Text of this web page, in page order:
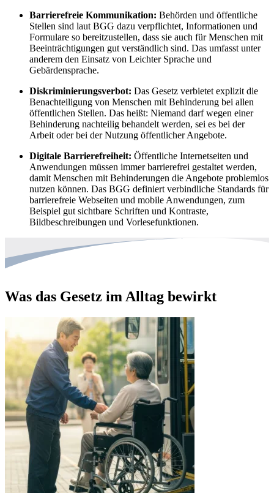
Barrierefreie Kommunikation: Behörden und öffentliche
Stellen sind laut BGG dazu verpflichtet, Informationen und
Formulare so bereitzustellen, dass sie auch für Menschen mit
Beeinträchtigungen gut verständlich sind. Das umfasst unter
anderem den Einsatz von Leichter Sprache und
Gebärdensprache.
Diskriminierungsverbot: Das Gesetz verbietet explizit die
Benachteiligung von Menschen mit Behinderung bei allen
öffentlichen Stellen. Das heißt: Niemand darf wegen einer
Behinderung nachteilig behandelt werden, sei es bei der
Arbeit oder bei der Nutzung öffentlicher Angebote.
Digitale Barrierefreiheit: Öffentliche Internetseiten und
Anwendungen müssen immer barrierefrei gestaltet werden,
damit Menschen mit Behinderungen die Angebote problemlos
nutzen können. Das BGG definiert verbindliche Standards für
barrierefreie Webseiten und mobile Anwendungen, zum
Beispiel gut sichtbare Schriften und Kontraste,
Bildbeschreibungen und Vorlesefunktionen.
Was das Gesetz im Alltag bewirkt